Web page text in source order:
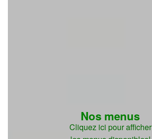
Nos menus
Cliquez ici pour afficher